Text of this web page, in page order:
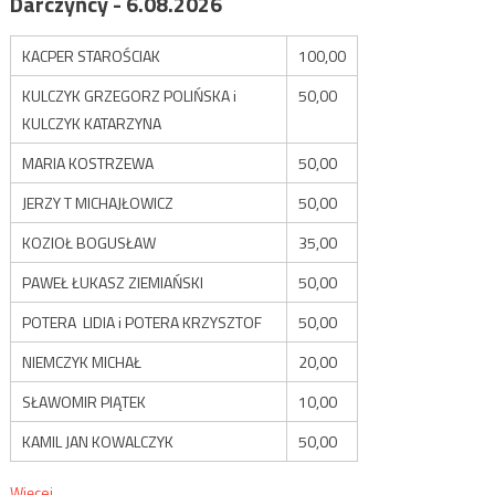
KACPER STAROŚCIAK
100,00
KULCZYK GRZEGORZ POLIŃSKA i
KULCZYK KATARZYNA
50,00
MARIA KOSTRZEWA
50,00
JERZY T MICHAJŁOWICZ
50,00
KOZIOŁ BOGUSŁAW
35,00
PAWEŁ ŁUKASZ ZIEMIAŃSKI
50,00
POTERA LIDIA i POTERA KRZYSZTOF
50,00
NIEMCZYK MICHAŁ
20,00
SŁAWOMIR PIĄTEK
10,00
KAMIL JAN KOWALCZYK
50,00